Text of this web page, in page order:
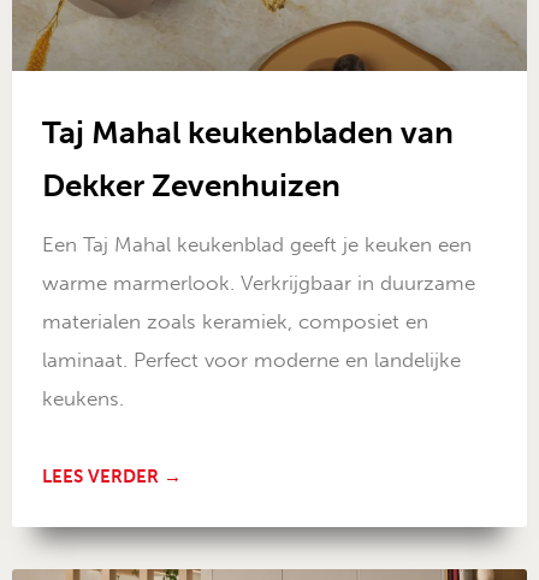
Taj Mahal keukenbladen van
Dekker Zevenhuizen
Een Taj Mahal keukenblad geeft je keuken een
warme marmerlook. Verkrijgbaar in duurzame
materialen zoals keramiek, composiet en
laminaat. Perfect voor moderne en landelijke
keukens.
LEES VERDER →